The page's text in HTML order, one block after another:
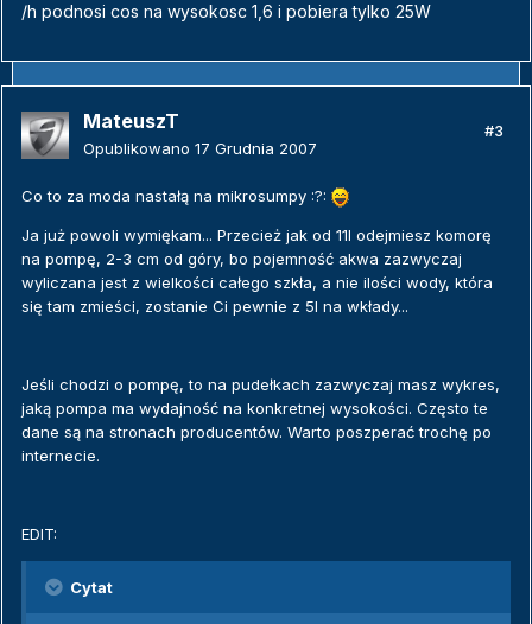
/h podnosi cos na wysokosc 1,6 i pobiera tylko 25W
MateuszT
Opublikowano 17 Grudnia 2007
#3
Co to za moda nastałą na mikrosumpy :?:
Ja już powoli wymiękam... Przecież jak od 11l odejmiesz komorę
na pompę, 2-3 cm od góry, bo pojemność akwa zazwyczaj
wyliczana jest z wielkości całego szkła, a nie ilości wody, która
się tam zmieści, zostanie Ci pewnie z 5l na wkłady...
Jeśli chodzi o pompę, to na pudełkach zazwyczaj masz wykres,
jaką pompa ma wydajność na konkretnej wysokości. Często te
dane są na stronach producentów. Warto poszperać trochę po
internecie.
EDIT:
Cytat